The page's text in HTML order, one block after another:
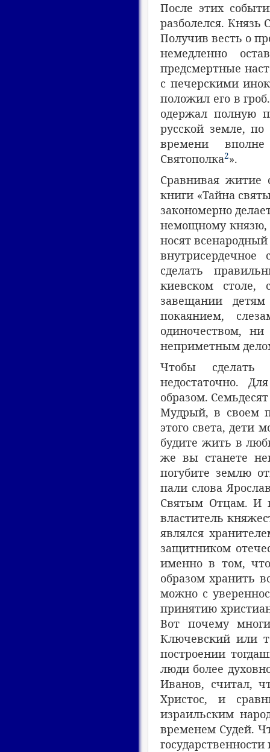
После этих
разболелся. Князь
Получив весть о
немедленно
предсмертные
с печерскими
положил его в
одержал полную
русской земле,
времени
Святополка2».
Сравнивая житие
книги «Тайна
закономерно
немощному князю,
носят
сделать
киевском столе,
завещании
покаянием,
одиночеством,
неприметным
Чтобы сделать
недостаточно.
образом.
Мудрый, в своем
этого света, дети
будите жить в
же вы станете
погубите землю
пали слова
Святым Отцам. И
властитель
являлся
защитником
именно в том,
образом хранить
можно с
принятию
Вот почему
Ключевский или
построении
люди более
Иванов, считал,
Христос, и
израильским
временем Судей.